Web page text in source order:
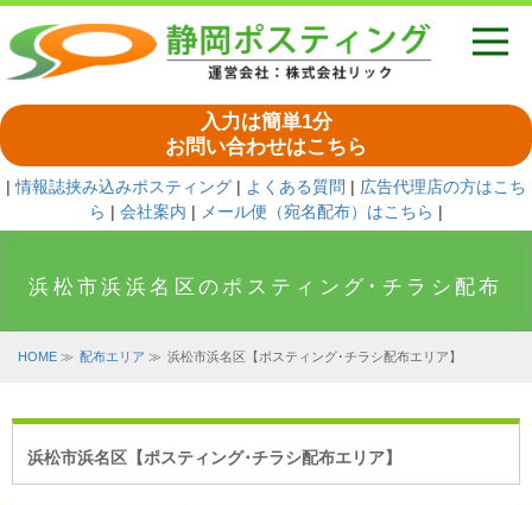
入力は簡単1分
お問い合わせはこちら
|情報誌挟み込みポスティング | よくある質問 | 広告代理店の方はこち
ら | 会社案内 | メール便（宛名配布）はこちら |
浜松市浜浜名区のポスティング･チラシ配布
HOME ≫ 配布エリア ≫ 浜松市浜名区【ポスティング･チラシ配布エリア】
浜松市浜名区【ポスティング･チラシ配布エリア】